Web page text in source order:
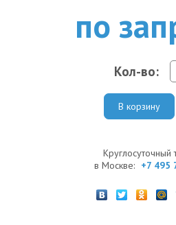
по
Кол-во:
В корзину
Круглосуточный
в Москве: +7 495